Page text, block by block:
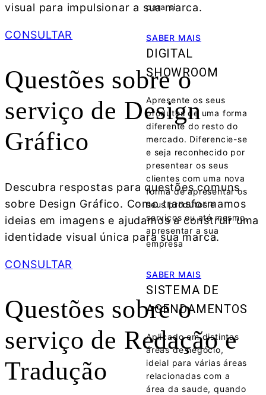
para si
SABER MAIS
DIGITAL
SHOWROOM
Apresente os seus
produtos de uma forma
diferente do resto do
mercado. Diferencie-se
e seja reconhecido por
presentear os seus
clientes com uma nova
forma de apresentar os
seus produtos e
serviços ou até mesmo,
apresentar a sua
empresa
SABER MAIS
SISTEMA DE
AGENDAMENTOS
Aplicado em distintas
áreas de negócio,
ideial para várias áreas
relacionadas com a
área da saude, quando
visual para impulsionar a sua marca.
CONSULTAR
Questões sobre o
serviço de Design
Gráfico
Descubra respostas para questões comuns
sobre Design Gráfico. Como transformamos
ideias em imagens e ajudamos a construir uma
identidade visual única para sua marca.
CONSULTAR
Questões sobre o
serviço de Redação e
Tradução